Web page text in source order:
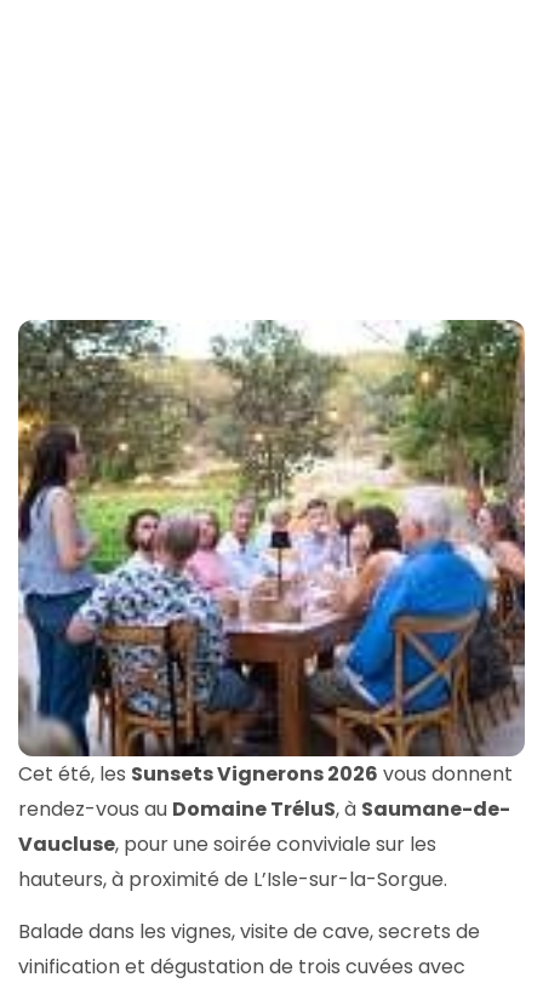
Cet été, les Sunsets Vignerons 2026 vous donnent
rendez-vous au Domaine TréluS, à Saumane-de-
Vaucluse, pour une soirée conviviale sur les
hauteurs, à proximité de L’Isle-sur-la-Sorgue.
Balade dans les vignes, visite de cave, secrets de
vinification et dégustation de trois cuvées avec